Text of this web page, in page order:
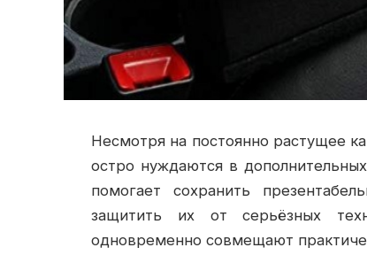
Несмотря на постоянно растущее
остро нуждаются в дополнительных
помогает сохранить
защитить их от серьёзных
одновременно совмещают